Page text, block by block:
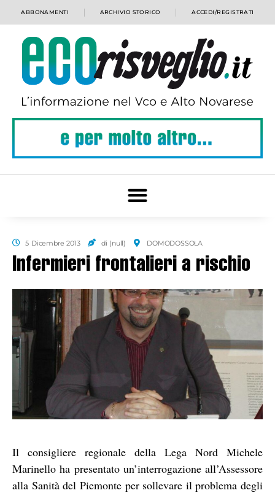
ABBONAMENTI ARCHIVIO STORICO ACCEDI/REGISTRATI
5 Dicembre 2013 di (null) DOMODOSSOLA
Infermieri frontalieri a rischio
Il consigliere regionale della Lega Nord Michele
Marinello ha presentato un’interrogazione all’Assessore
alla Sanità del Piemonte per sollevare il problema degli